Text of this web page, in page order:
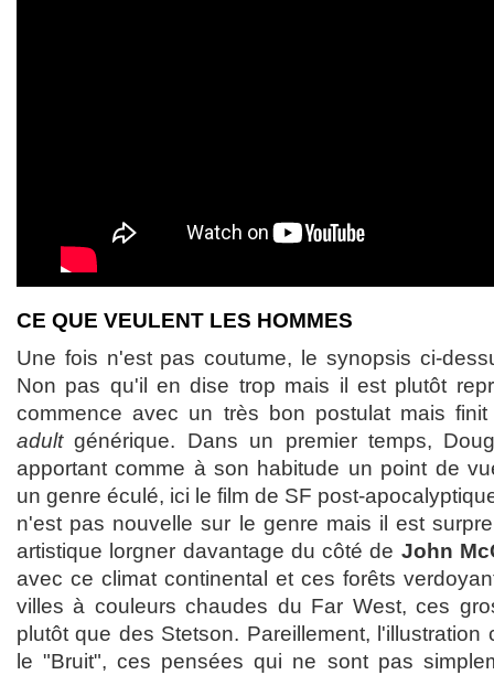
CE QUE VEULENT LES HOMMES
Une fois n'est pas coutume, le synopsis ci-
Non pas qu'il en dise trop mais il est plutôt
commence avec un très bon postulat mais
adultgénérique. Dans un premier temps,
apportant comme à son habitude un point de
un genre éculé, ici le film de SF post-
n'est pas nouvelle sur le genre mais il est
artistique lorgner davantage du côté de John
avec ce climat continental et ces forêts
villes à couleurs chaudes du Far West, ces
plutôt que des Stetson. Pareillement, l'illustration
le "Bruit", ces pensées qui ne sont pas